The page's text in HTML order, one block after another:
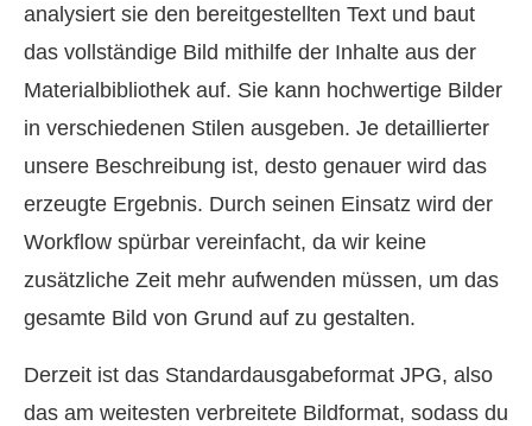
analysiert sie den bereitgestellten Text und baut
das vollständige Bild mithilfe der Inhalte aus der
Materialbibliothek auf. Sie kann hochwertige Bilder
in verschiedenen Stilen ausgeben. Je detaillierter
unsere Beschreibung ist, desto genauer wird das
erzeugte Ergebnis. Durch seinen Einsatz wird der
Workflow spürbar vereinfacht, da wir keine
zusätzliche Zeit mehr aufwenden müssen, um das
gesamte Bild von Grund auf zu gestalten.
Derzeit ist das Standardausgabeformat JPG, also
das am weitesten verbreitete Bildformat, sodass du